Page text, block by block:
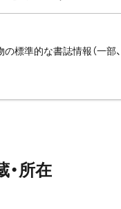
標準的な書誌情報（一部
・所在